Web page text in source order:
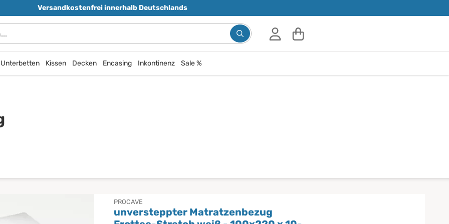
Versandkostenfrei innerhalb Deutschlands
Suchbegriff eingeben, Vorschläge erscheinen während
Unterbetten Kissen Decken Encasing Inkontinenz Sale %
PROCAVE
unversteppter Matratzenbezug